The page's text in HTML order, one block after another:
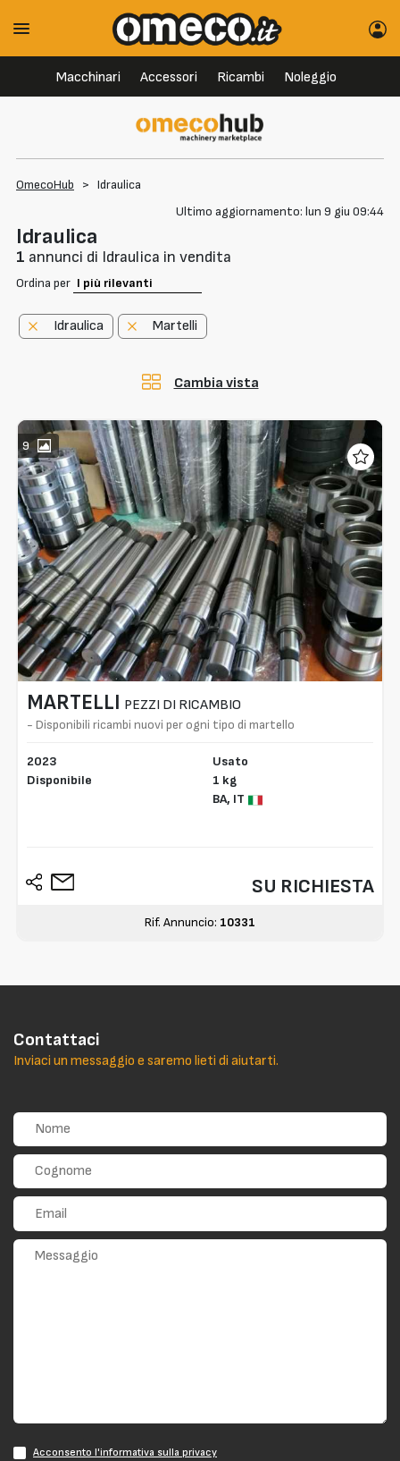
Macchinari Accessori Ricambi Noleggio
OmecoHub > Idraulica
Ultimo aggiornamento: lun 9 giu 09:44
Idraulica
1 annunci di Idraulica in vendita
Ordina per
Idraulica Martelli
Cambia vista
9
MARTELLI PEZZI DI RICAMBIO
- Disponibili ricambi nuovi per ogni tipo di martello
2023
Disponibile
Usato
1 kg
BA, IT
SU RICHIESTA
Rif. Annuncio: 10331
Contattaci
Inviaci un messaggio e saremo lieti di aiutarti.
Acconsento l'informativa sulla privacy